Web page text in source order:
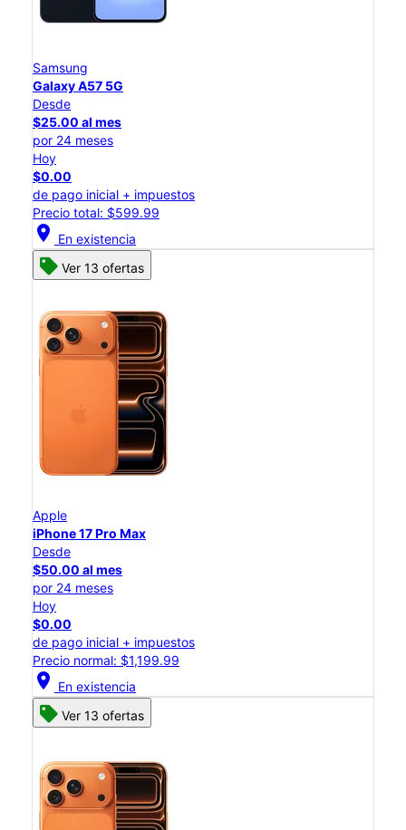
Samsung
Galaxy A57 5G
Desde
$25.00 al mes
por 24 meses
Hoy
$0.00
de pago inicial + impuestos
Precio total: $599.99
location_on En existencia
Ver 13 ofertas
Apple
iPhone 17 Pro Max
Desde
$50.00 al mes
por 24 meses
Hoy
$0.00
de pago inicial + impuestos
Precio normal: $1,199.99
location_on En existencia
Ver 13 ofertas